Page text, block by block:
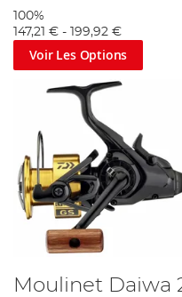
100%
147,21 € - 199,92 €
Voir Les Options
Moulinet Daiwa